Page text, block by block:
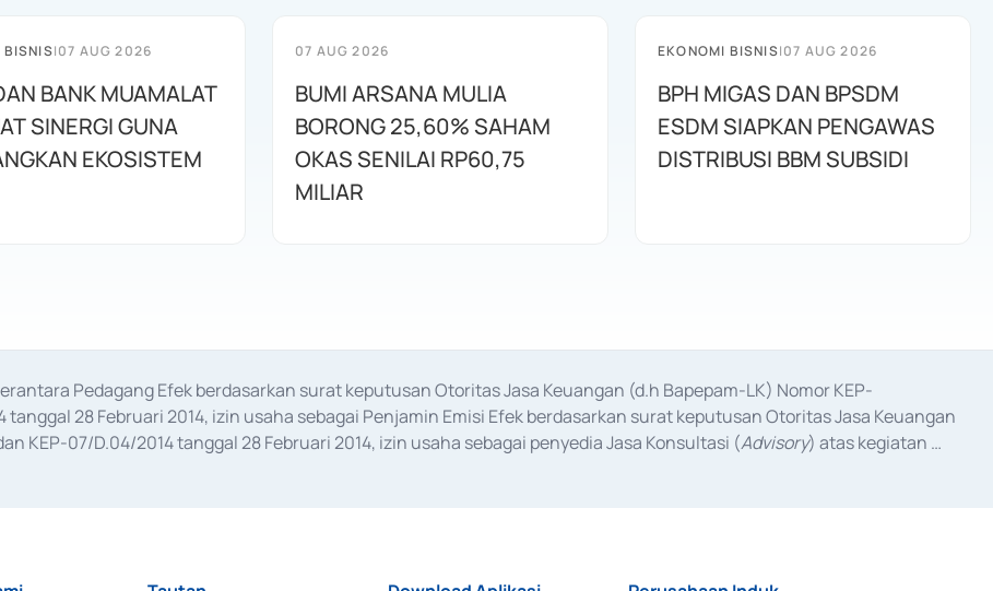
BISNIS|07 AUG 2026
BANK MUAMALAT
SINERGI GUNA
EKOSISTEM
07 AUG 2026
BUMI ARSANA MULIA
BORONG 25,60% SAHAM
OKAS SENILAI RP60,75
MILIAR
EKONOMI BISNIS|07 AUG 2026
BPH MIGAS DAN BPSDM
ESDM SIAPKAN PENGAWAS
DISTRIBUSI BBM SUBSIDI
Pedagang Efek berdasarkan surat keputusan Otoritas Jasa Keuangan (d.h Bapepam-LK) Nomor KEP-
tanggal 28 Februari 2014, izin usaha sebagai Penjamin Emisi Efek berdasarkan surat keputusan Otoritas Jasa Keuangan
KEP-07/D.04/2014 tanggal 28 Februari 2014, izin usaha sebagai penyedia Jasa Konsultasi (Advisory) atas kegiatan